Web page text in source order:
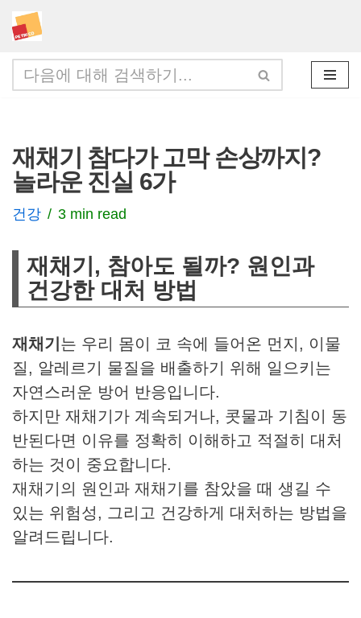
콘
텐
츠
너
뛰
기
재채기 참다가 고막 손상까지?
놀라운 진실 6가
건강 3 min read
재채기, 참아도 될까? 원인과
건강한 대처 방법
재채기 는 우리 몸이 코 속에 들어온 먼지, 이물
질, 알레르기 물질을 배출하기 위해 일으키는
자연스러운 방어 반응입니다.
하지만 재채기가 계속되거나, 콧물과 기침이 동
반된다면 이유를 정확히 이해하고 적절히 대처
하는 것이 중요합니다.
재채기의 원인과 재채기를 참았을 때 생길 수
있는 위험성, 그리고 건강하게 대처하는 방법을
알려드립니다.